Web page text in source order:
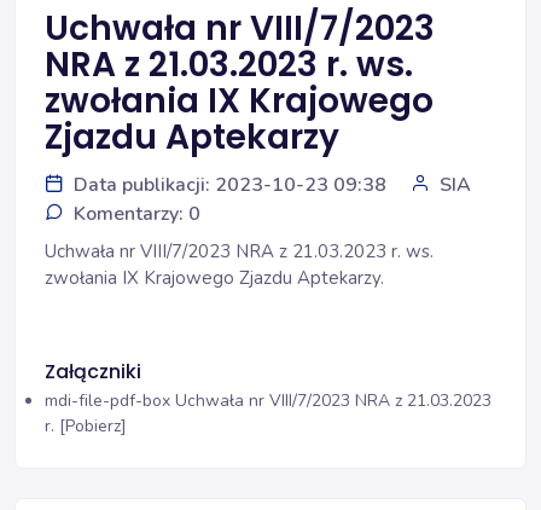
Uchwała nr VIII/7/2023
NRA z 21.03.2023 r. ws.
zwołania IX Krajowego
Zjazdu Aptekarzy
Data publikacji: 2023-10-23 09:38
SIA
Komentarzy: 0
Uchwała nr VIII/7/2023 NRA z 21.03.2023 r. ws.
zwołania IX Krajowego Zjazdu Aptekarzy.
Załączniki
mdi-file-pdf-box Uchwała nr VIII/7/2023 NRA z 21.03.2023
r. [Pobierz]